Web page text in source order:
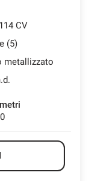
CV
(5)
metallizzato